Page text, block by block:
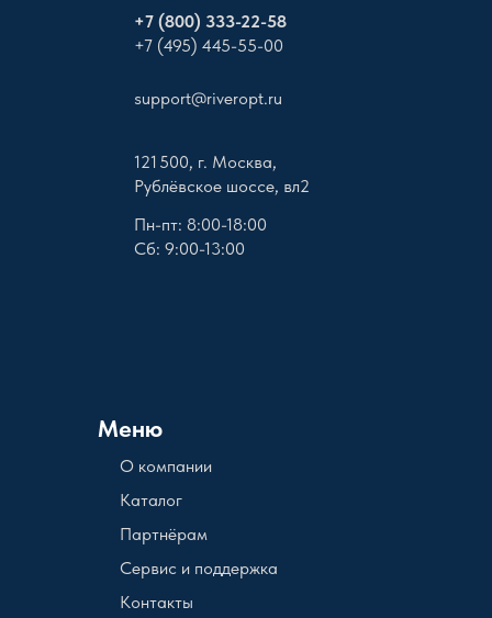
+7 (800) 333-22-58
+7 (495) 445-55-00
support@riveropt.ru
Меню
121 500, г. Москва,
Рублёвское шоссе, вл2
О компании
Пн-пт: 8:00-18:00
Сб: 9:00-13:00
Каталог
Партнёрам
Сервис и поддержка
Контакты